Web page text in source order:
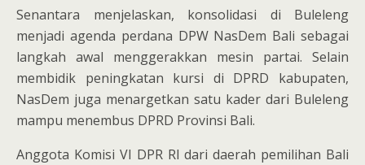
Senantara menjelaskan, konsolidasi di Buleleng
menjadi agenda perdana DPW NasDem Bali sebagai
langkah awal menggerakkan mesin partai. Selain
membidik peningkatan kursi di DPRD kabupaten,
NasDem juga menargetkan satu kader dari Buleleng
mampu menembus DPRD Provinsi Bali.
Anggota Komisi VI DPR RI dari daerah pemilihan Bali